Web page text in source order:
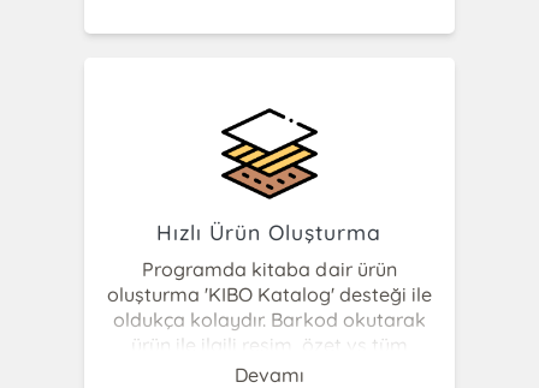
ürün oluşturularak bağlı ürün
hareketleri fiş ve faturalarda
otomatik olarak giriş/çıkış hareketleri
ile dinamik bir yapı sağlanmıştır.Ürüne
birden fazla barkod verilmektedir.
Satış, iade, iptal süreçleri pratik
olarak sağlanmaktadır.
Hızlı Ürün Oluşturma
Programda kitaba dair ürün
oluşturma 'KIBO Katalog' desteği ile
oldukça kolaydır. Barkod okutarak
ürün ile ilgili resim, özet vs tüm
bilgilere katalog havuzundan
Devamı